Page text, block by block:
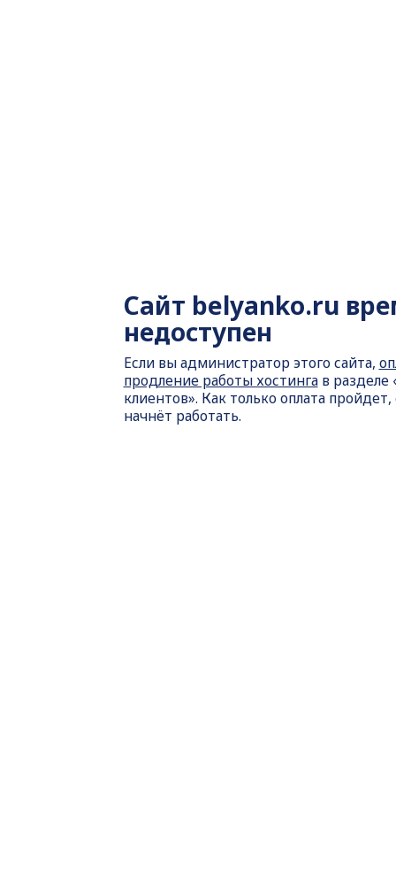
Сайт belyanko.ru
недоступен
Если вы администратор этого сайта,
продление работы хостингав разделе
клиентов». Как только оплата пройдет,
начнёт работать.